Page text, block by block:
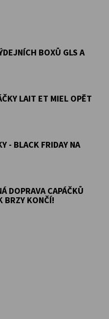
BOXŮ GLS A
LAIT ET MIEL OPĚT
- BLACK FRIDAY NA
DOPRAVA CAPÁČKŮ
BRZY KONČÍ!